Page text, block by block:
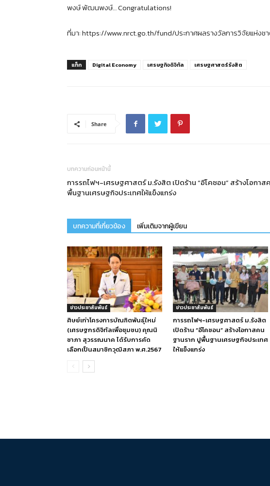
พงษ์ พัฒนพงษ์… Congratulations!
ที่มา: https://www.nrct.go.th/fund/ประกาศผลรางวัลการวิจัยแห่งช
แท็ก Digital Economy เศรษฐกิจดิจิทัล เศรษฐศาสตร์รังสิต
Share
บทความก่อนหน้านี้
การรถไฟฯ-เศรษฐศาสตร์ ม.รังสิต เปิดร้าน “อีโคซอน” สร้างโอกาส
พื้นฐานเศรษฐกิจประเทศให้แข็งแกร่ง
บทความที่เกี่ยวข้อง เพิ่มเติมจากผู้เขียน
ข่าวประชาสัมพันธ์
ศิษย์เก่าโครงการบัณฑิตพันธุ์ใหม่
(เศรษฐกรดิจิทัลเพื่อชุมชน) คุณนิ
ชาภา สุวรรณนาค ได้รับการคัด
เลือกเป็นสมาชิกวุฒิสภา พ.ศ.2567
ข่าวประชาสัมพันธ์
การรถไฟฯ-เศรษฐศาสตร์ ม.รังสิต
เปิดร้าน “อีโคซอน” สร้างโอกาสคน
ฐานราก ปูพื้นฐานเศรษฐกิจประเทศ
ให้แข็งแกร่ง